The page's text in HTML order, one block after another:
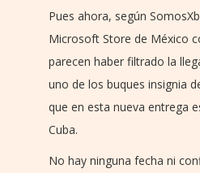
Pues ahora, según
Microsoft Store de México
parecen haber filtrado la
uno de los buques insignia
que en esta nueva entrega
Cuba.
No hay ninguna fecha ni